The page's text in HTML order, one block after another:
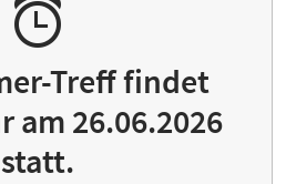
Treff findet
am 26.06.2026
statt.